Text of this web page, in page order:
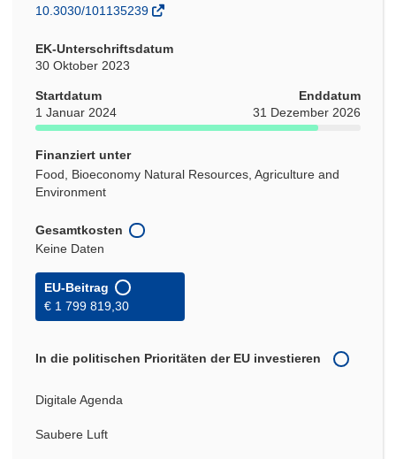
10.3030/101135239
EK-Unterschriftsdatum
30 Oktober 2023
Startdatum
1 Januar 2024
Enddatum
31 Dezember 2026
Finanziert unter
Food, Bioeconomy Natural Resources, Agriculture and
Environment
Gesamtkosten
Keine Daten
EU-Beitrag
€ 1 799 819,30
In die politischen Prioritäten der EU investieren
Digitale Agenda
Saubere Luft